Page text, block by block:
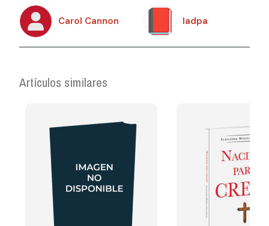
Carol Cannon Iadpa
Artículos similares